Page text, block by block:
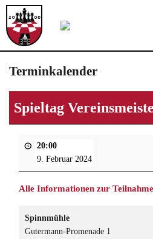
Zum
Inhalt
Terminkalender
Spieltag
20:00
9. Februar 2024
Alle Informationen zur Teilnahme
Spinnmühle
Gutermann-Promenade 1